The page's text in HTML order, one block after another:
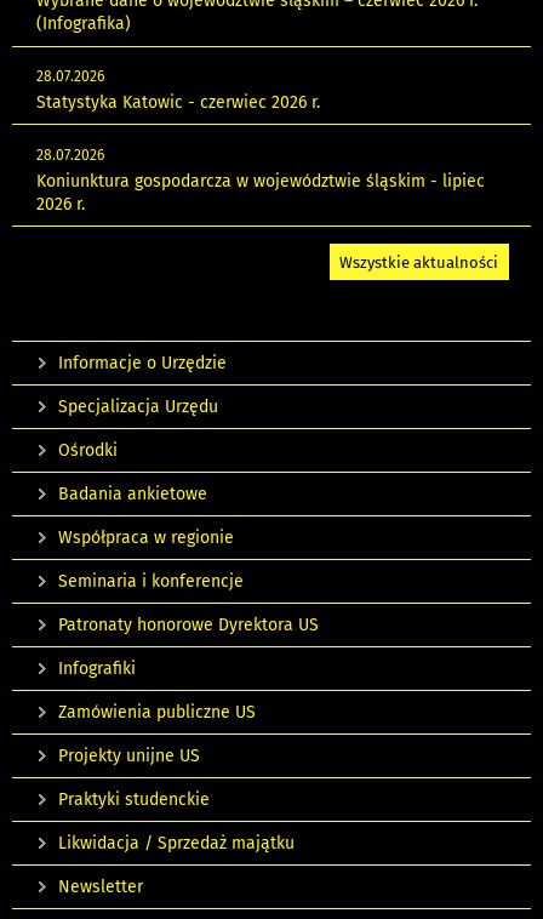
(Infografika)
28.07.2026
Statystyka Katowic - czerwiec 2026 r.
28.07.2026
Koniunktura gospodarcza w województwie śląskim - lipiec
2026 r.
Wszystkie aktualności
Informacje o Urzędzie
Specjalizacja Urzędu
Ośrodki
Badania ankietowe
Współpraca w regionie
Seminaria i konferencje
Patronaty honorowe Dyrektora US
Infografiki
Zamówienia publiczne US
Projekty unijne US
Praktyki studenckie
Likwidacja / Sprzedaż majątku
Newsletter